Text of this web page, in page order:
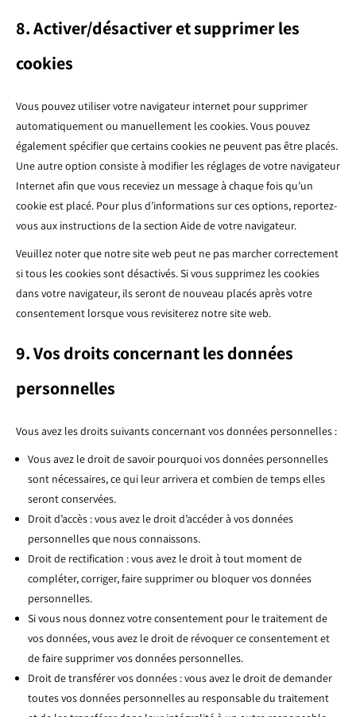
8. Activer/désactiver et supprimer les
cookies
Vous pouvez utiliser votre navigateur internet pour supprimer
automatiquement ou manuellement les cookies. Vous pouvez
également spécifier que certains cookies ne peuvent pas être placés.
Une autre option consiste à modifier les réglages de votre navigateur
Internet afin que vous receviez un message à chaque fois qu’un
cookie est placé. Pour plus d’informations sur ces options, reportez-
vous aux instructions de la section Aide de votre navigateur.
Veuillez noter que notre site web peut ne pas marcher correctement
si tous les cookies sont désactivés. Si vous supprimez les cookies
dans votre navigateur, ils seront de nouveau placés après votre
consentement lorsque vous revisiterez notre site web.
9. Vos droits concernant les données
personnelles
Vous avez les droits suivants concernant vos données personnelles :
Vous avez le droit de savoir pourquoi vos données personnelles
sont nécessaires, ce qui leur arrivera et combien de temps elles
seront conservées.
Droit d’accès : vous avez le droit d’accéder à vos données
personnelles que nous connaissons.
Droit de rectification : vous avez le droit à tout moment de
compléter, corriger, faire supprimer ou bloquer vos données
personnelles.
Si vous nous donnez votre consentement pour le traitement de
vos données, vous avez le droit de révoquer ce consentement et
de faire supprimer vos données personnelles.
Droit de transférer vos données : vous avez le droit de demander
toutes vos données personnelles au responsable du traitement